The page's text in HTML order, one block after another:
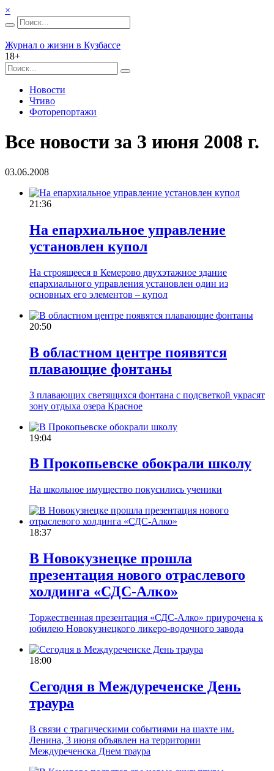
×
Журнал о жизни в Кузбассе
18+
Новости
Чтиво
Фоторепортажи
Все новости за 3 июня 2008 г.
03.06.2008
21:36
На епархиальное управление
установлен купол
На строящееся в Кемерово двухэтажное здание
епархиального управления установлен один из
основных его элементов – купол
20:50
В областном центре появятся
плавающие фонтаны
3 плавающих светящихся фонтана с подсветкой украсят
зону отдыха озера Красное
19:04
В Прокопьевске обокрали школу
На школьное имущество покусились ученики
18:37
В Новокузнецке прошла
презентация нового отраслевого
холдинга «СДС-Алко»
Торжественная презентация «СДС-Алко» приурочена к
юбилею Новокузнецкого ликеро-водочного завода
18:00
Сегодня в Междуреченске День
траура
В связи с трагическими событиями на шахте им.
Ленина, 3 июня объявлен на территории
Междуреченска Днем траура